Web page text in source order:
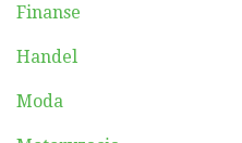
Finanse
Handel
Moda